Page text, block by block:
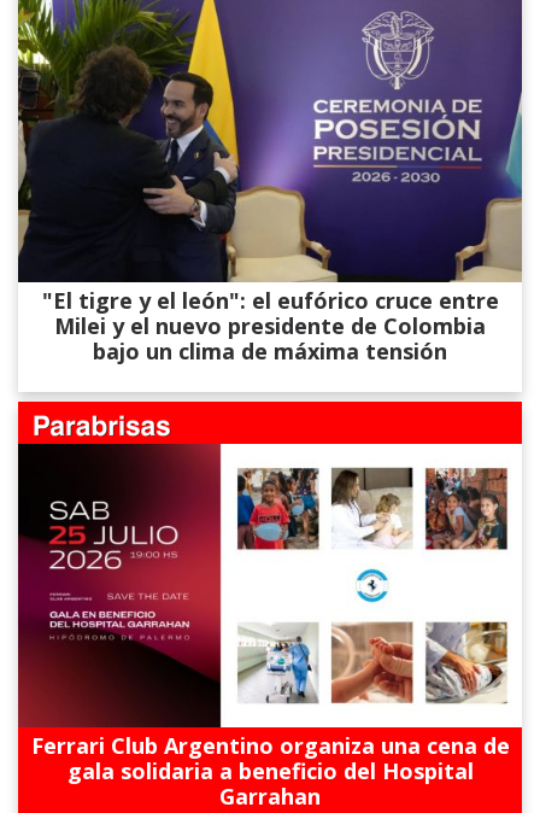
"El tigre y el león": el eufórico cruce entre
Milei y el nuevo presidente de Colombia
bajo un clima de máxima tensión
Ferrari Club Argentino organiza una cena de
gala solidaria a beneficio del Hospital
Garrahan